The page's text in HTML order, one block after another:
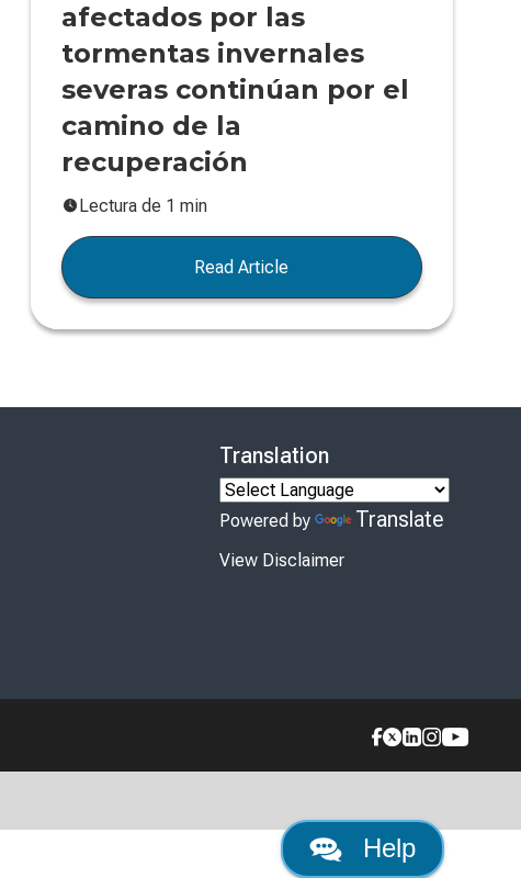
afectados por las
tormentas invernales
severas continúan por el
camino de la
recuperación
Lectura de 1 min
Read Article
Help
Translation
Powered by Translate
View Disclaimer